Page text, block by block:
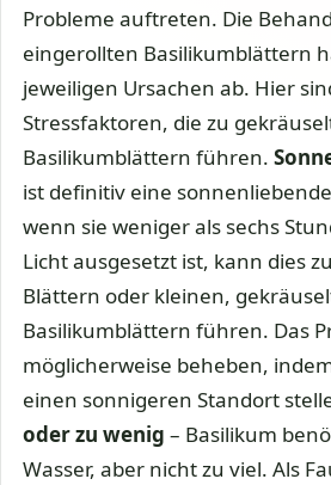
Probleme auftreten. Die
eingerollten Basilikumblättern
jeweiligen Ursachen ab. Hier
Stressfaktoren, die zu
Basilikumblättern führen.
ist definitiv eine
wenn sie weniger als sechs
Licht ausgesetzt ist, kann dies
Blättern oder kleinen,
Basilikumblättern führen. Das
möglicherweise beheben,
einen sonnigeren Standort
oder zu wenig – Basilikum
Wasser, aber nicht zu viel. Als